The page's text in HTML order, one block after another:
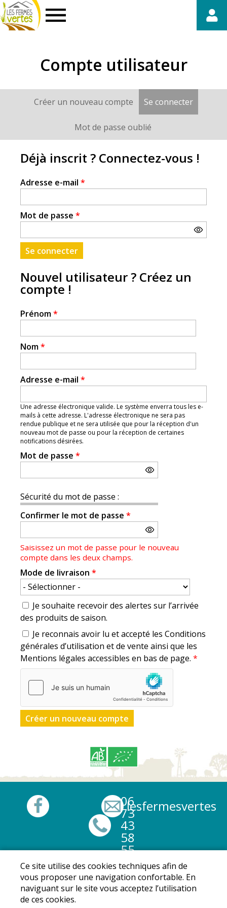
Fermes
Compte utilisateur
OngletsCréer un nouveau compte Se connecter(onglet
Mot de passe oublié
Déjà inscrit ? Connectez-vous !
Adresse e-mail *
Mot de passe *
Nouvel utilisateur ? Créez un
compte !
Prénom*
Nom*
Adresse e-mail *
Une adresse électronique valide. Le système enverra tous les e-
mails à cette adresse. L'adresse électronique ne sera pas
rendue publique et ne sera utilisée que pour la réception d'un
nouveau mot de passe ou pour la réception de certaines
notifications désirées.
Mot de passe *
Sécurité du mot de passe :
Confirmer le mot de passe *
Saisissez un mot de passe pour le nouveau
compte dans les deux champs.
Mode de livraison *
Je souhaite recevoir des alertes sur l’arrivée
des produits de saison.
Je reconnais avoir lu et accepté les Conditions
générales d’utilisation et de vente ainsi que les
Mentions légales accessibles en bas de page. *
06
73
43
58
55
Mentions légales| Conditions Générales de Ventes
Protection des données personnelles
© Copyright 2024 - Les fermes vertes - Tous droits
Ce site utilise des cookies techniques afin de
vous proposer une navigation confortable. En
naviguant sur le site vous acceptez l’utilisation
de ces cookies.